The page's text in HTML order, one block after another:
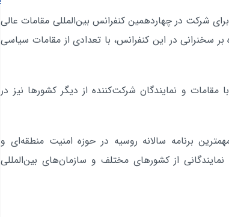
شرکت در چهاردهمین کنفرانس بین‌المللی مقامات عالی
سخنرانی‌ در این کنفرانس، با تعدادی از مقامات سیاسی
مقامات و نمایندگان شرکت‌کننده از دیگر کشورها نیز در
برنامه سالانه روسیه در حوزه امنیت منطقه‌ای و
از کشورهای مختلف و سازمان‌های بین‌المللی